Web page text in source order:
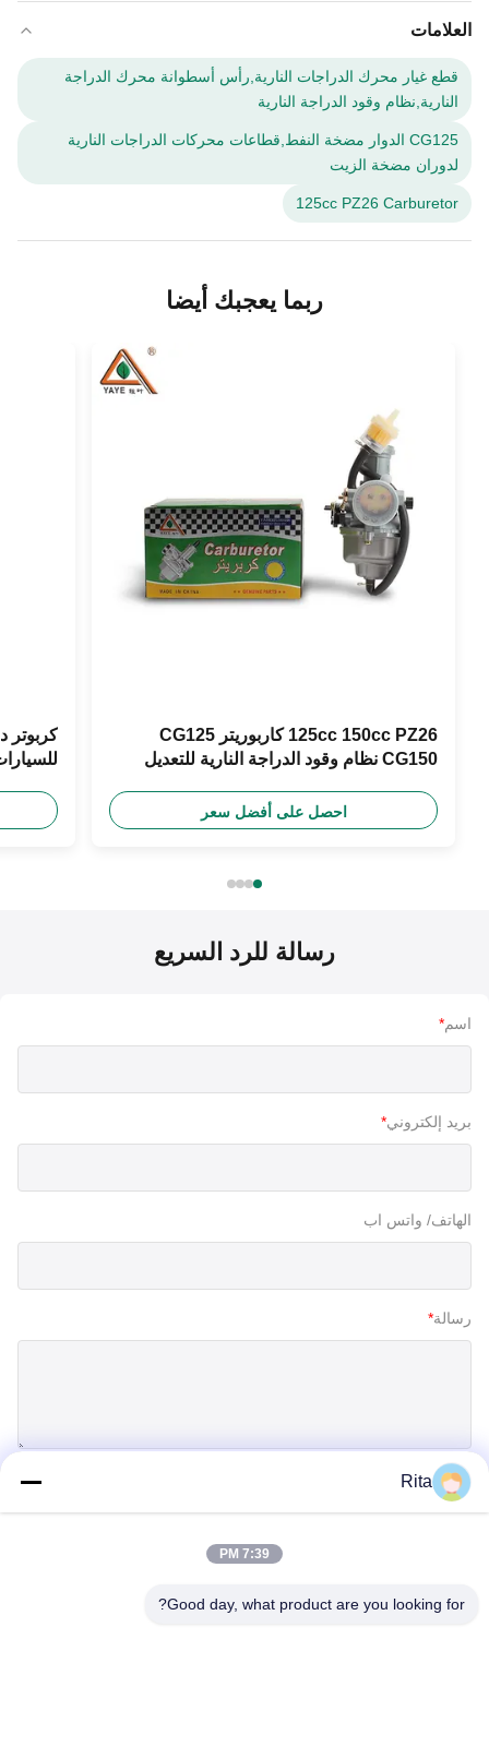
العلامات
قطع غيار محرك الدراجات النارية,رأس أسطوانة محرك الدراجة
النارية,نظام وقود الدراجة النارية
CG125 الدوار مضخة النفط,قطاعات محركات الدراجات النارية
لدوران مضخة الزيت
125cc PZ26 Carburetor
ربما يعجبك أيضا
125cc 150cc PZ26 كاربوريتر CG125
CG150 نظام وقود الدراجة النارية للتعديل
احصل على أفضل سعر
رسالة للرد السريع
اسم*
بريد إلكتروني*
الهاتف/ واتس اب
رسالة*
Rita
7:39 PM
Good day, what product are you looking for?